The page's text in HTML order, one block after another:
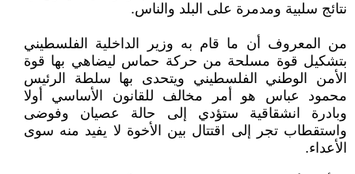
نتائج سلبية ومدمرة على البلد والناس.
من المعروف أن ما قام به وزير الداخلية الفلسطيني
بتشكيل قوة مسلحة من حركة حماس ليضاهي بها قوة
الأمن الوطني الفلسطيني ويتحدى بها سلطة الرئيس
محمود عباس هو أمر مخالف للقانون الأساسي أولا
وبادرة انشقاقية ستؤدي إلى حالة عصيان وفوضى
واستقطاب تجر إلى اقتتال بين الأخوة لا يفيد منه سوى
الأعداء.